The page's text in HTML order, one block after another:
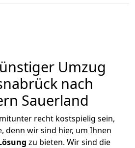
Umzug
nach
Sauerland
recht kostspielig sein,
denn wir sind hier, um Ihnen
zu bieten. Wir sind die